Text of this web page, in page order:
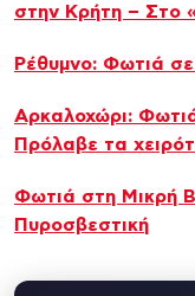
στην Κρήτη – Στο
Ρέθυμνο: Φωτιά σε
Αρκαλοχώρι:
Πρόλαβε τα
Φωτιά στη Μικρή
Πυροσβεστική